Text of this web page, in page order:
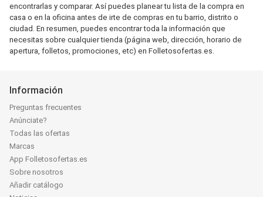
encontrarlas y comparar. Así puedes planear tu lista de la compra en
casa o en la oficina antes de irte de compras en tu barrio, distrito o
ciudad. En resumen, puedes encontrar toda la información que
necesitas sobre cualquier tienda (página web, dirección, horario de
apertura, folletos, promociones, etc) en Folletosofertas.es.
Información
Preguntas frecuentes
Anúnciate?
Todas las ofertas
Marcas
App Folletosofertas.es
Sobre nosotros
Añadir catálogo